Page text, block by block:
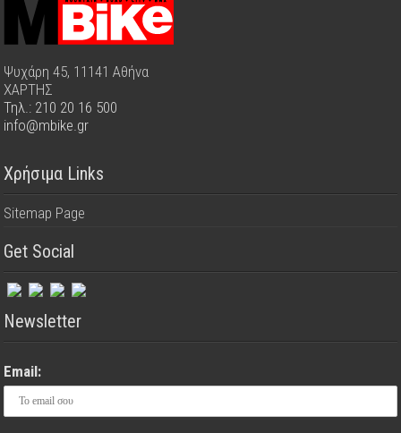
Ψυχάρη 45, 11141 Αθήνα
ΧΑΡΤΗΣ
Τηλ.: 210 20 16 500
info@mbike.gr
Χρήσιμα Links
Sitemap Page
Get Social
Newsletter
Email: